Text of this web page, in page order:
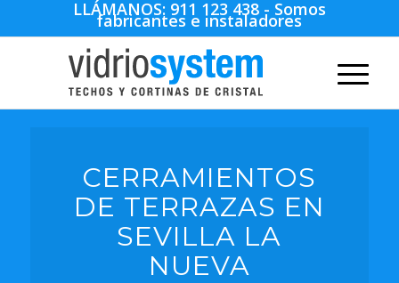
LLÁMANOS: 911 123 438 - Somos
fabricantes e instaladores
CERRAMIENTOS
DE TERRAZAS EN
SEVILLA LA
NUEVA